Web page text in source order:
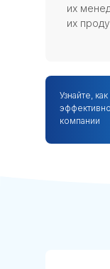
их
их
Узнайте,
компании